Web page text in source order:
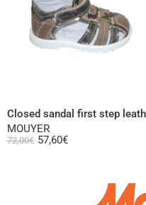
MOUYER
72,00€ 57,60€